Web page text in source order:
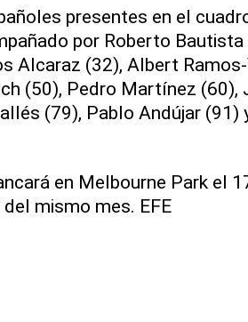
presentes en el
por Roberto
Alcaraz (32), Albert
(50), Pedro Martínez (60),
(79), Pablo Andújar (91)
en Melbourne Park el
mismo mes. EFE